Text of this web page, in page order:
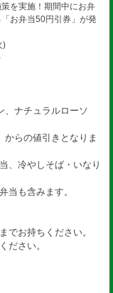
を実施！期間中にお弁
お弁当50円引券」が発
)
ナチュラルローソ
らの値引きとなりま
、冷やしそば・いなり
当も含みます。
でお持ちください。
ださい。